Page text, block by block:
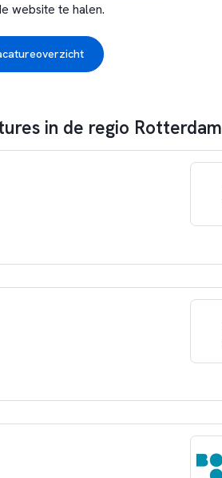
website te halen.
in de regio Rotterdam